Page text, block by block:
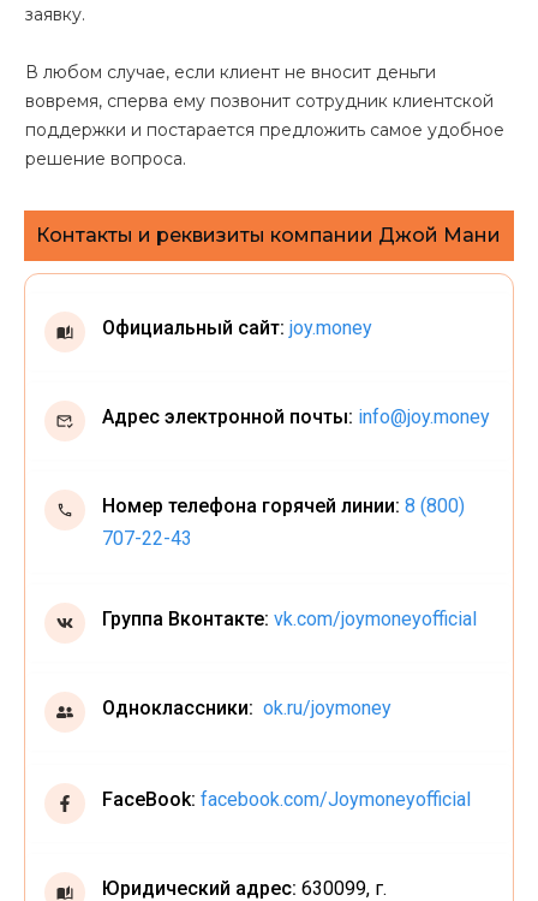
заявку.
В любом случае, если клиент не вносит деньги
вовремя, сперва ему позвонит сотрудник клиентской
поддержки и постарается предложить самое удобное
решение вопроса.
Контакты и реквизиты компании Джой Мани
Официальный сайт: joy.money
Адрес электронной почты: info@joy.money
Номер телефона горячей линии: 8 (800)
707-22-43
Группа Вконтакте: vk.com/joymoneyofficial
Одноклассники: ok.ru/joymoney
FaceBook: facebook.com/Joymoneyofficial
Юридический адрес: 630099, г.